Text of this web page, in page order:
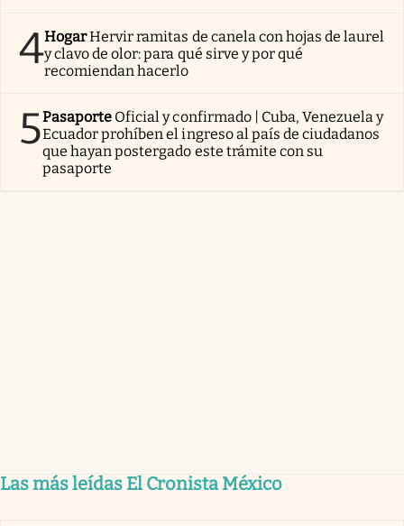
4HogarHervir ramitas de canela con hojas de laurel
y clavo de olor: para qué sirve y por qué
recomiendan hacerlo
5Pasaporte Oficial y confirmado | Cuba, Venezuela y
Ecuador prohíben el ingreso al país de ciudadanos
que hayan postergado este trámite con su
pasaporte
Las más leídas El Cronista México